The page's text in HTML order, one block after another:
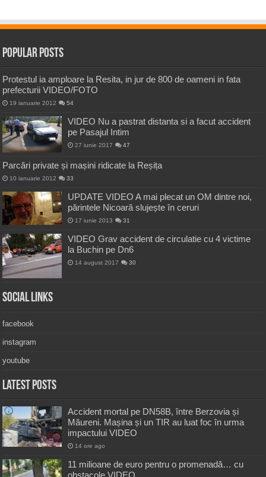
Popular Posts
Protestul ia amploare la Resita, in jur de 800 de oameni in fata
prefecturii VIDEO/FOTO
19 ianuarie 2012 54
VIDEO Nu a pastrat distanta si a facut accident
pe Pasajul Intim
27 iunie 2017 47
Parcări private și mașini ridicate la Reșița
10 ianuarie 2012 33
UPDATE VIDEO A mai plecat un OM dintre noi,
părintele Nicoară slujește în ceruri
17 iunie 2013 31
VIDEO Grav accident de circulatie cu 4 victime
la Buchin pe Dn6
14 august 2017 30
Social Links
facebook
instagram
youtube
Latest Posts
Accident mortal pe DN58B, între Berzovia și
Măureni. Mașina și un TIR au luat foc în urma
impactului VIDEO
14 ore ago
11 milioane de euro pentru o promenadă… cu